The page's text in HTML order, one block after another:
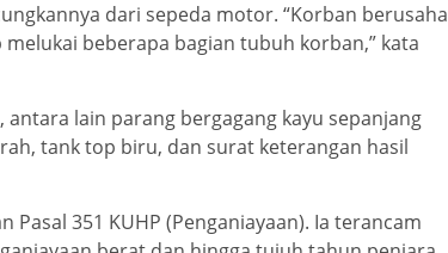
dari sepeda motor. “Korban berusaha
beberapa bagian tubuh korban,” kata
lain parang bergagang kayu sepanjang
tank top biru, dan surat keterangan hasil
351 KUHP (Penganiayaan). Ia terancam